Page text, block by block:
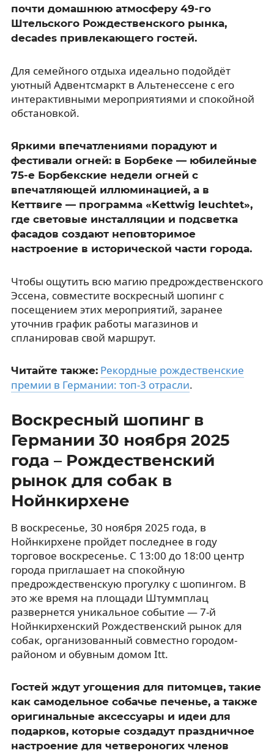
почти домашнюю атмосферу 49-го
Штельского Рождественского рынка,
decades привлекающего гостей.
Для семейного отдыха идеально подойдёт
уютный Адвентсмаркт в Альтенессене с его
интерактивными мероприятиями и спокойной
обстановкой.
Яркими впечатлениями порадуют и
фестивали огней: в Борбеке — юбилейные
75-е Борбекские недели огней с
впечатляющей иллюминацией, а в
Кеттвиге — программа «Kettwig leuchtet»,
где световые инсталляции и подсветка
фасадов создают неповторимое
настроение в исторической части города.
Чтобы ощутить всю магию предрождественского
Эссена, совместите воскресный шопинг с
посещением этих мероприятий, заранее
уточнив график работы магазинов и
спланировав свой маршрут.
Читайте также: Рекордные рождественские
премии в Германии: топ-3 отрасли.
Воскресный шопинг в
Германии 30 ноября 2025
года – Рождественский
рынок для собак в
Нойнкирхене
В воскресенье, 30 ноября 2025 года, в
Нойнкирхене пройдет последнее в году
торговое воскресенье. С 13:00 до 18:00 центр
города приглашает на спокойную
предрождественскую прогулку с шопингом. В
это же время на площади Штуммплац
развернется уникальное событие — 7-й
Нойнкирхенский Рождественский рынок для
собак, организованный совместно городом-
районом и обувным домом Itt.
Гостей ждут угощения для питомцев, такие
как самодельное собачье печенье, а также
оригинальные аксессуары и идеи для
подарков, которые создадут праздничное
настроение для четвероногих членов